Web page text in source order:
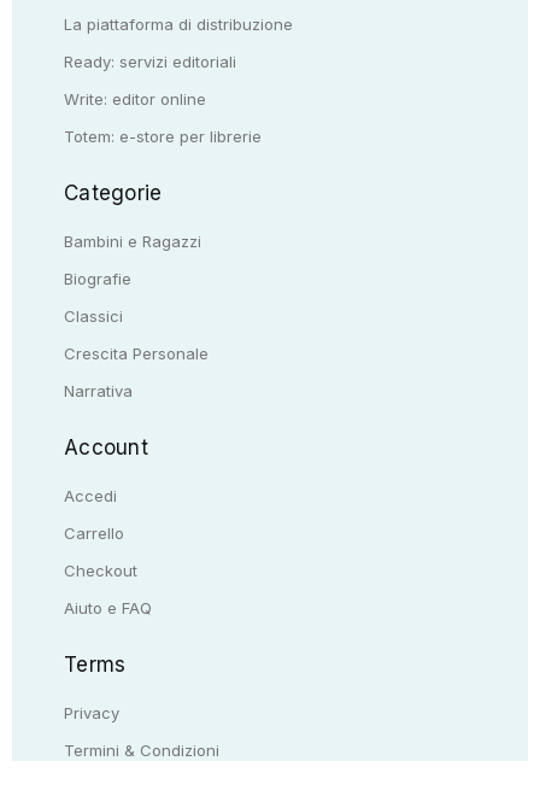
La piattaforma di distribuzione
Ready: servizi editoriali
Write: editor online
Totem: e-store per librerie
Categorie
Bambini e Ragazzi
Biografie
Classici
Crescita Personale
Narrativa
Account
Accedi
Carrello
Checkout
Aiuto e FAQ
Terms
Privacy
Termini & Condizioni